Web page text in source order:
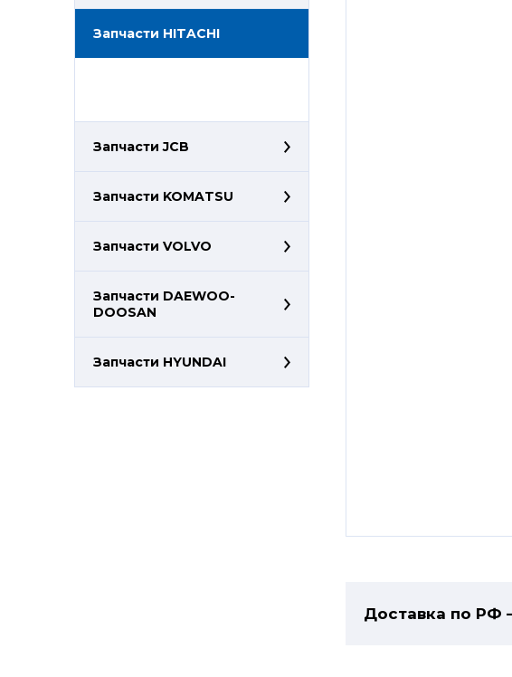
Запчасти HITACHI
Запчасти JCB
Запчасти KOMATSU
Запчасти VOLVO
Запчасти DAEWOO-
DOOSAN
Запчасти HYUNDAI
Доставка по